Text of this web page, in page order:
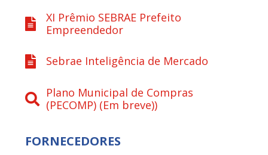
XI Prêmio SEBRAE Prefeito
Empreendedor
Sebrae Inteligência de Mercado
Plano Municipal de Compras
(PECOMP) (Em breve))
FORNECEDORES